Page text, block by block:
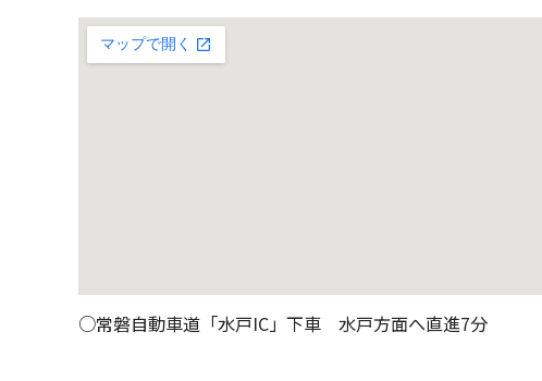
○常磐自動車道「水戸IC」下車 水戸方面へ直進7分